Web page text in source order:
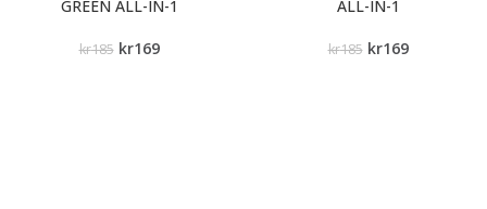
GREEN ALL-IN-1
kr185 kr169
ALL-IN-1
kr185 kr169